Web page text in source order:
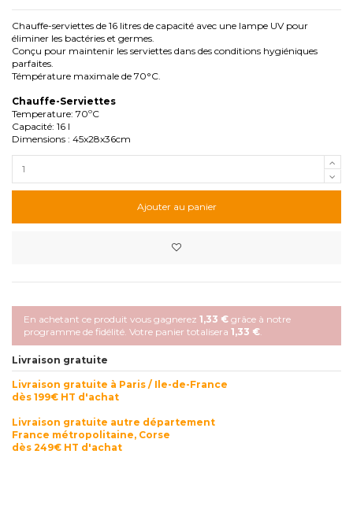
Chauffe-serviettes de 16 litres de capacité avec une lampe UV pour
éliminer les bactéries et germes.
Conçu pour maintenir les serviettes dans des conditions hygiéniques
parfaites.
Témpérature maximale de 70°C.
Chauffe-Serviettes
Temperature: 70ºC
Capacité: 16 l
Dimensions : 45x28x36cm
Ajouter au panier
En achetant ce produit vous gagnerez 1,33 € grâce à notre
programme de fidélité. Votre panier totalisera 1,33 €
Livraison gratuite
Livraison gratuite à Paris / Ile-de-France
dès 199€ HT d'achat
Livraison gratuite autre département
France métropolitaine, Corse
dès 249€ HT d'achat